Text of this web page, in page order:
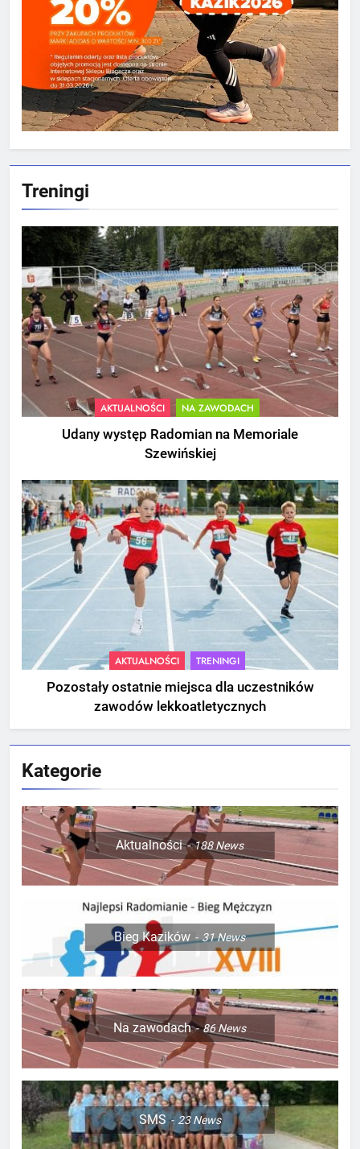
Treningi
AKTUALNOŚCI NA ZAWODACH
Udany występ Radomian na Memoriale
Szewińskiej
AKTUALNOŚCI TRENINGI
Pozostały ostatnie miejsca dla uczestników
zawodów lekkoatletycznych
Kategorie
Aktualności 188News
Bieg Kazików 31News
Na zawodach 86News
SMS 23News